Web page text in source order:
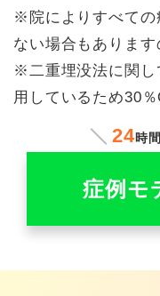
※院によりすべての
ない場合もあります
※二重埋没法に関し
用しているため30
24時
症例モ